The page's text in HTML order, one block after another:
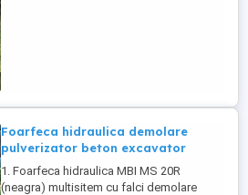
Foarfeca hidraulica demolare
pulverizator beton excavator
1. Foarfeca hidraulica MBI MS 20R
(neagra) multisitem cu falci demolare